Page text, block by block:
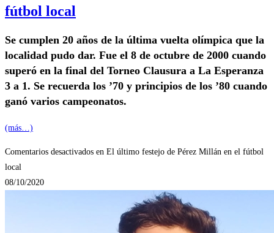
fútbol local
Se cumplen 20 años de la última vuelta olímpica que la
localidad pudo dar. Fue el 8 de octubre de 2000 cuando
superó en la final del Torneo Clausura a La Esperanza
3 a 1. Se recuerda los ’70 y principios de los ’80 cuando
ganó varios campeonatos.
(más…)
Comentarios desactivados en El último festejo de Pérez Millán en el fútbol
local
08/10/2020